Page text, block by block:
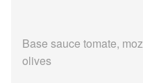
Base sauce tomate,
olives